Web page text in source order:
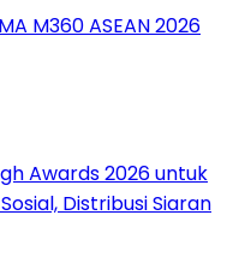
M360 ASEAN 2026
Awards 2026 untuk
Distribusi Siaran